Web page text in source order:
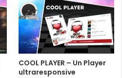
COOL PLAYER – Un Player
ultraresponsive